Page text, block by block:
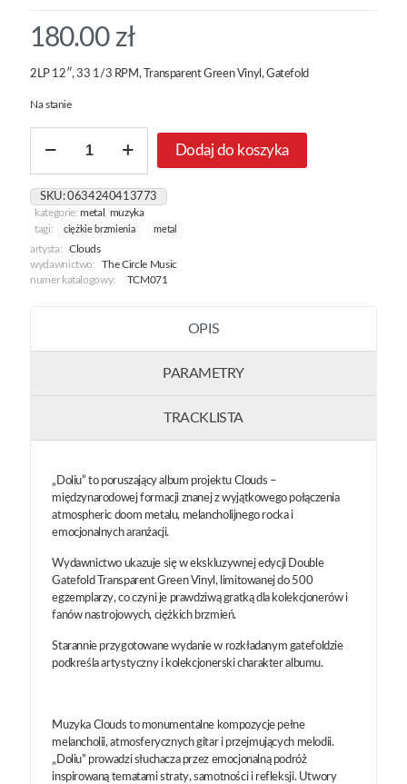
180.00 zł
2LP 12″, 33 1/3 RPM, Transparent Green Vinyl, Gatefold
Na stanie
Doliu
Green]
Dodaj do koszyka
SKU:0634240413773
kategorie:metal
muzyka
tagi:
ciężkie brzmienia metal
artysta:
Clouds
wydawnictwo:
The Circle Music
numer katalogowy:
TCM071
OPIS
PARAMETRY
TRACKLISTA
„Doliu” to poruszający album projektu Clouds –
międzynarodowej formacji znanej z wyjątkowego połączenia
atmospheric doom metalu, melancholijnego rocka i
emocjonalnych aranżacji.
Wydawnictwo ukazuje się w ekskluzywnej edycji Double
Gatefold Transparent Green Vinyl, limitowanej do 500
egzemplarzy, co czyni je prawdziwą gratką dla kolekcjonerów i
fanów nastrojowych, ciężkich brzmień.
Starannie przygotowane wydanie w rozkładanym gatefoldzie
podkreśla artystyczny i kolekcjonerski charakter albumu.
Muzyka Clouds to monumentalne kompozycje pełne
melancholii, atmosferycznych gitar i przejmujących melodii.
„Doliu” prowadzi słuchacza przez emocjonalną podróż
inspirowaną tematami straty, samotności i refleksji. Utwory